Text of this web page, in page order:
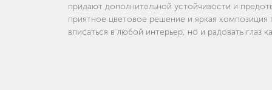
придают дополнительной устойчивости и
приятное цветовое решение и яркая композиция
вписаться в любой интерьер, но и радовать глаз